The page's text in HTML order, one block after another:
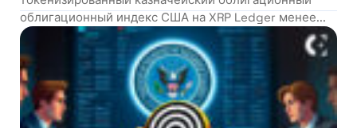
облигационный индекс США на XRP Ledger менее...